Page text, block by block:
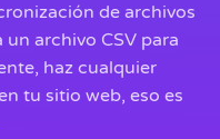
de archivos
archivo CSV para
haz cualquier
tu sitio web, eso es